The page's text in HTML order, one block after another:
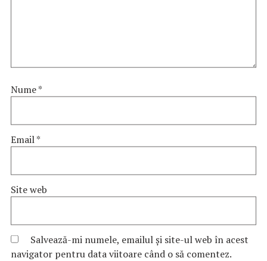
Nume*
Email*
Site web
Salvează-mi numele, emailul și site-ul web în acest
navigator pentru data viitoare când o să comentez.